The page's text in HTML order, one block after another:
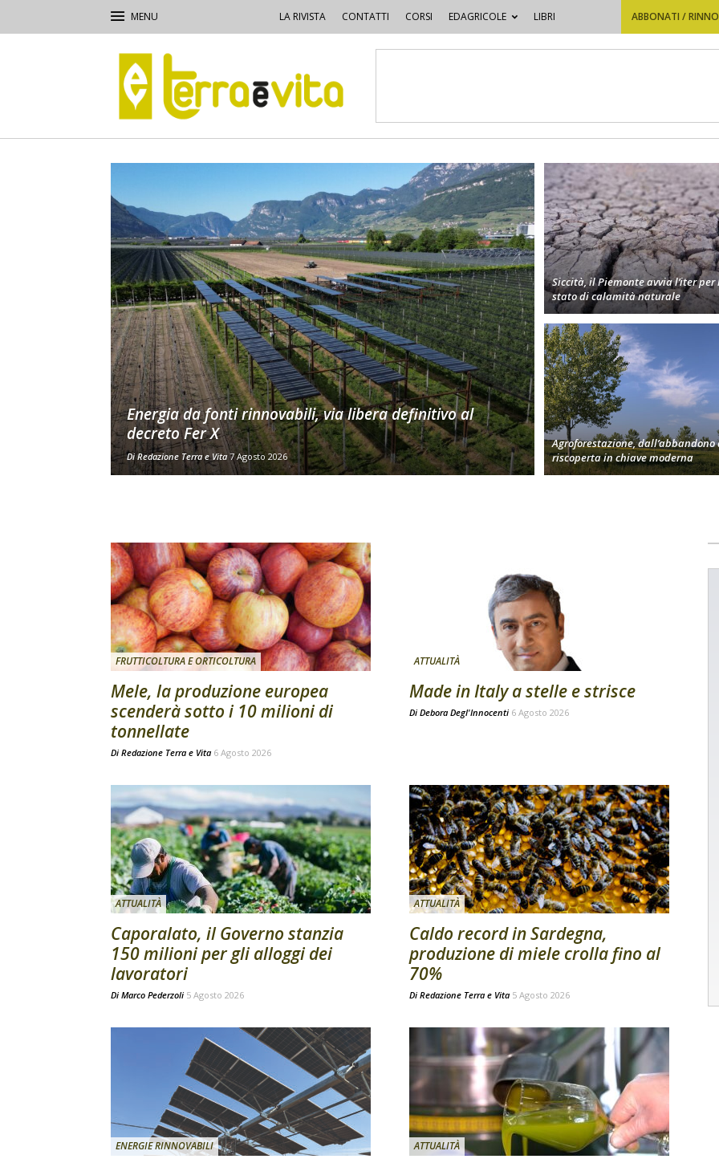
LA RIVISTA CONTATTI CORSI EDAGRICOLE LIBRI ABBONATI /
e
Vita
Energia da fonti rinnovabili, via libera definitivo al
decreto Fer X
DiRedazione Terra e Vita 7 Agosto 2026
Siccità, il Piemonte avvia l’iter per
stato di calamità naturale
Agroforestazione,
riscoperta in chiave moderna
FRUTTICOLTURA E ORTICOLTURA
Mele, la produzione europea
scenderà sotto i 10 milioni di
tonnellate
Di Redazione Terra e Vita 6 Agosto 2026
ATTUALITÀ
Made in Italy a stelle e strisce
Di Debora Degl'Innocenti 6 Agosto 2026
ATTUALITÀ
Caporalato, il Governo stanzia
150 milioni per gli alloggi dei
lavoratori
Di Marco Pederzoli 5 Agosto 2026
ATTUALITÀ
Caldo record in Sardegna,
produzione di miele crolla fino al
70%
Di Redazione Terra e Vita 5 Agosto 2026
ENERGIE RINNOVABILI ATTUALITÀ